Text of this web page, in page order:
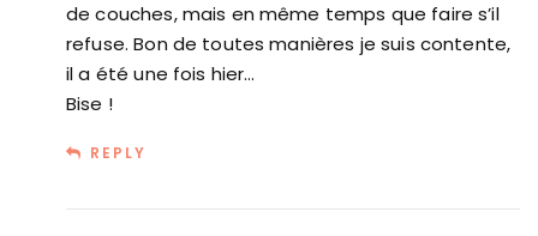
de couches, mais en même temps que faire s’il
refuse. Bon de toutes manières je suis contente,
il a été une fois hier…
Bise !
REPLY